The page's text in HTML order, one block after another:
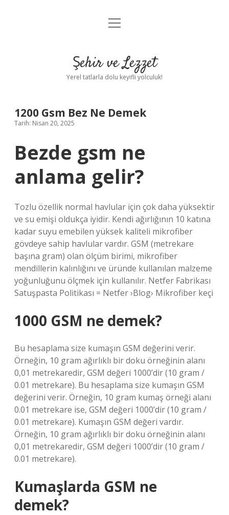
Anasayfa
Yasal Uyarı
menüyü
Şehir ve Lezzet
Yerel tatlarla dolu keyifli yolculuk!
1200 Gsm Bez Ne Demek
Tarih: Nisan 20, 2025
Bezde gsm ne
anlama gelir?
Tozlu özellik normal havlular için çok daha yüksektir
ve su emişi oldukça iyidir. Kendi ağırlığının 10 katına
kadar suyu emebilen yüksek kaliteli mikrofiber
gövdeye sahip havlular vardır. GSM (metrekare
başına gram) olan ölçüm birimi, mikrofiber
mendillerin kalınlığını ve üründe kullanılan malzeme
yoğunluğunu ölçmek için kullanılır. Netfer Fabrikası
Satuşpasta Politikası = Netfer ›Blog› Mikrofiber keçi
1000 GSM ne demek?
Bu hesaplama size kumaşın GSM değerini verir.
Örneğin, 10 gram ağırlıklı bir doku örneğinin alanı
0,01 metrekaredir, GSM değeri 1000’dir (10 gram /
0.01 metrekare). Bu hesaplama size kumaşın GSM
değerini verir. Örneğin, 10 gram kumaş örneği alanı
0.01 metrekare ise, GSM değeri 1000’dir (10 gram /
0.01 metrekare). Kumaşın GSM değeri vardır.
Örneğin, 10 gram ağırlıklı bir doku örneğinin alanı
0,01 metrekaredir, GSM değeri 1000’dir (10 gram /
0.01 metrekare).
Kumaşlarda GSM ne
demek?